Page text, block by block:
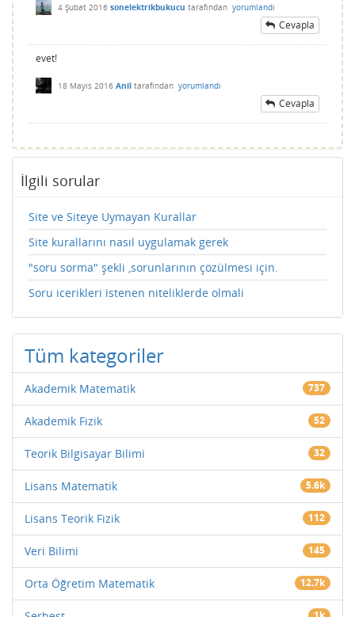
4 Şubat 2016 sonelektrikbukucu tarafından yorumlandı
Cevapla
evet!
18 Mayıs 2016 Anil tarafından yorumlandı
Cevapla
İlgili sorular
Site ve Siteye Uymayan Kurallar
Site kurallarını nasıl uygulamak gerek
"soru sorma" şekli ,sorunlarının çözülmesi için.
Soru icerikleri istenen niteliklerde olmali
Tüm kategoriler
Akademik Matematik 737
Akademik Fizik 52
Teorik Bilgisayar Bilimi 32
Lisans Matematik 5.6k
Lisans Teorik Fizik 112
Veri Bilimi 145
Orta Öğretim Matematik 12.7k